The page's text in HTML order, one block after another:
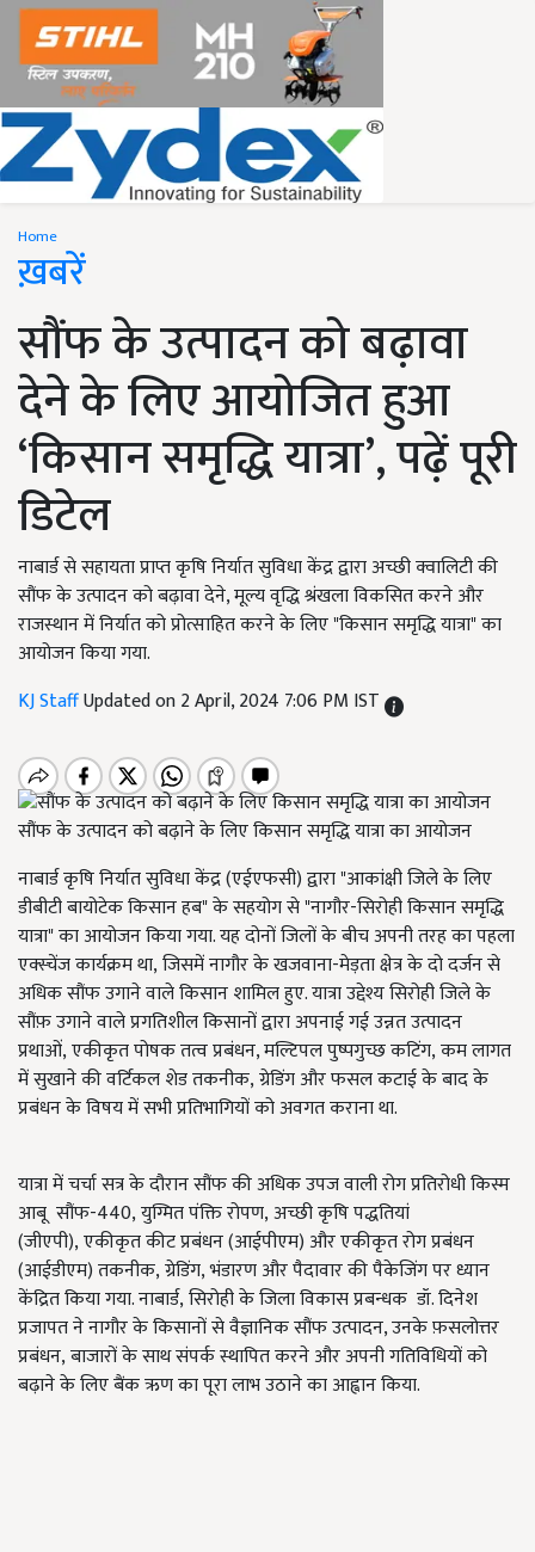
Home
ख़बरें
सौंफ के उत्पादन को बढ़ावा
देने के लिए आयोजित हुआ
‘किसान समृद्धि यात्रा’, पढ़ें पूरी
डिटेल
नाबार्ड से सहायता प्राप्त कृषि निर्यात सुविधा केंद्र द्वारा अच्छी क्वालिटी की
सौंफ के उत्पादन को बढ़ावा देने, मूल्य वृद्धि श्रंखला विकसित करने और
राजस्थान में निर्यात को प्रोत्साहित करने के लिए "किसान समृद्धि यात्रा" का
आयोजन किया गया.
KJ StaffUpdated on 2 April, 2024 7:06 PM IST
सौंफ के उत्पादन को बढ़ाने के लिए किसान समृद्धि यात्रा का आयोजन
नाबार्ड कृषि निर्यात सुविधा केंद्र (एईएफसी) द्वारा "आकांक्षी जिले के लिए
डीबीटी बायोटेक किसान हब" के सहयोग से "नागौर-सिरोही किसान समृद्धि
यात्रा" का आयोजन किया गया. यह दोनों जिलों के बीच अपनी तरह का पहला
एक्स्चेंज कार्यक्रम था, जिसमें नागौर के खजवाना-मेड़ता क्षेत्र के दो दर्जन से
अधिक सौंफ उगाने वाले किसान शामिल हुए. यात्रा उद्देश्य सिरोही जिले के
सौंफ़ उगाने वाले प्रगतिशील किसानों द्वारा अपनाई गई उन्नत उत्पादन
प्रथाओं, एकीकृत पोषक तत्व प्रबंधन, मल्टिपल पुष्पगुच्छ कटिंग, कम लागत
में सुखाने की वर्टिकल शेड तकनीक, ग्रेडिंग और फसल कटाई के बाद के
प्रबंधन के विषय में सभी प्रतिभागियों को अवगत कराना था.
यात्रा में चर्चा सत्र के दौरान सौंफ की अधिक उपज वाली रोग प्रतिरोधी किस्म
आबू सौंफ-440, युग्मित पंक्ति रोपण, अच्छी कृषि पद्धतियां
(जीएपी), एकीकृत कीट प्रबंधन (आईपीएम) और एकीकृत रोग प्रबंधन
(आईडीएम) तकनीक, ग्रेडिंग, भंडारण और पैदावार की पैकेजिंग पर ध्यान
केंद्रित किया गया. नाबार्ड, सिरोही के जिला विकास प्रबन्धक डॉ. दिनेश
प्रजापत ने नागौर के किसानों से वैज्ञानिक सौंफ उत्पादन, उनके फ़सलोत्तर
प्रबंधन, बाजारों के साथ संपर्क स्थापित करने और अपनी गतिविधियों को
बढ़ाने के लिए बैंक ऋण का पूरा लाभ उठाने का आह्वान किया.